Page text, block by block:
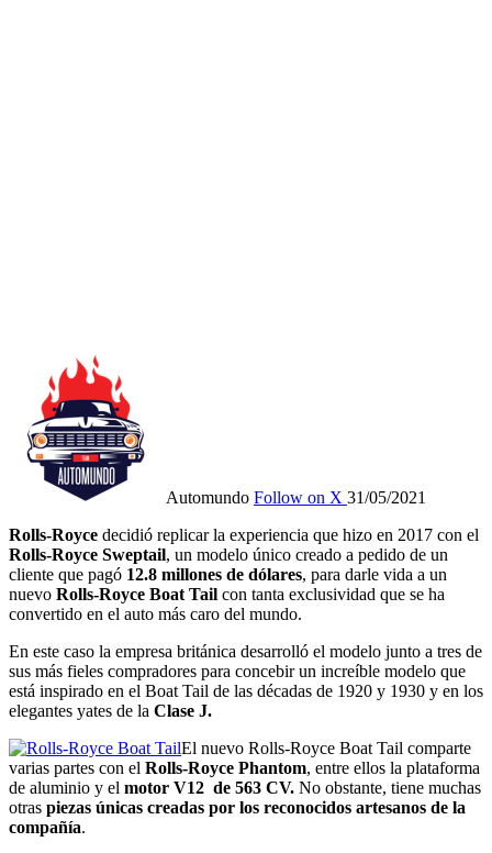
Automundo Follow on X 31/05/2021
Rolls-Royce decidió replicar la experiencia que hizo en 2017 con el
Rolls-Royce Sweptail, un modelo único creado a pedido de un
cliente que pagó 12.8 millones de dólares, para darle vida a un
nuevo Rolls-Royce Boat Tail con tanta exclusividad que se ha
convertido en el auto más caro del mundo.
En este caso la empresa británica desarrolló el modelo junto a tres de
sus más fieles compradores para concebir un increíble modelo que
está inspirado en el Boat Tail de las décadas de 1920 y 1930 y en los
elegantes yates de la Clase J.
El nuevo Rolls-Royce Boat Tail comparte
varias partes con el Rolls-Royce Phantom, entre ellos la plataforma
de aluminio y el motor V12 de 563 CV. No obstante, tiene muchas
otras piezas únicas creadas por los reconocidos artesanos de la
compañía.